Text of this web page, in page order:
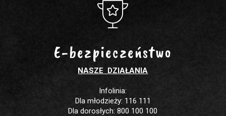
E-bezpieczeństwo
NASZE DZIAŁANIA
Infolinia:
Dla młodzieży: 116 111
Dla dorosłych: 800 100 100